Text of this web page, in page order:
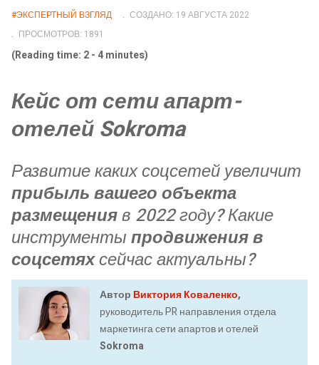
#ЭКСПЕРТНЫЙ ВЗГЛЯД
СОЗДАНО: 19 АВГУСТА 2022
ПРОСМОТРОВ: 1891
(Reading time: 2 - 4 minutes)
Кейс от сети апарт-
отелей Sokroma
Развитие каких соцсетей увеличит
прибыль вашего объекта
размещенияв 2022 году? Какие
инструменты продвижения в
соцсетяхсейчас актуальны?
Автор Виктория Коваленко,
руководитель PR направления отдела
маркетинга сети апартов и отелей
Sokroma